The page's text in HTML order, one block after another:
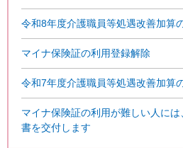
令和8年度介護職員等処遇改善加算
マイナ保険証の利用登録解除
令和7年度介護職員等処遇改善加算
マイナ保険証の利用が難しい人に
書を交付します